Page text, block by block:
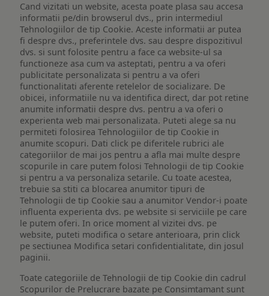
Cand vizitati un website, acesta poate plasa sau accesa
informatii pe/din browserul dvs., prin intermediul
Tehnologiilor de tip Cookie. Aceste informatii ar putea
fi despre dvs., preferintele dvs. sau despre dispozitivul
dvs. si sunt folosite pentru a face ca website-ul sa
functioneze asa cum va asteptati, pentru a va oferi
publicitate personalizata si pentru a va oferi
functionalitati aferente retelelor de socializare. De
obicei, informatiile nu va identifica direct, dar pot retine
anumite informatii despre dvs. pentru a va oferi o
experienta web mai personalizata. Puteti alege sa nu
permiteti folosirea Tehnologiilor de tip Cookie in
anumite scopuri. Dati click pe diferitele rubrici ale
categoriilor de mai jos pentru a afla mai multe despre
scopurile in care putem folosi Tehnologii de tip Cookie
si pentru a va personaliza setarile. Cu toate acestea,
trebuie sa stiti ca blocarea anumitor tipuri de
Tehnologii de tip Cookie sau a anumitor Vendor-i poate
influenta experienta dvs. pe website si serviciile pe care
le putem oferi. In orice moment al vizitei dvs. pe
website, puteti modifica o setare anterioara, prin click
pe sectiunea Modifica setari confidentialitate, din josul
paginii.
Toate categoriile de Tehnologii de tip Cookie din cadrul
Scopurilor de Prelucrare bazate pe Consimtamant sunt